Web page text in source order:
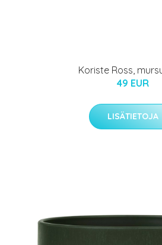
Koriste Ross,
49 EUR
LISÄTIETOJA